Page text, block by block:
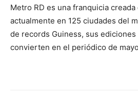
Metro RD es una franquicia
actualmente en 125 ciudades del
de records Guiness, sus
convierten en el periódico de